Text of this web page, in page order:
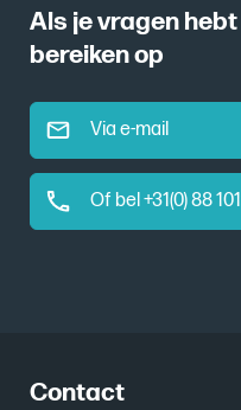
Als je vragen
bereiken op
Via e-mail
Of bel +31(0) 88
Contact